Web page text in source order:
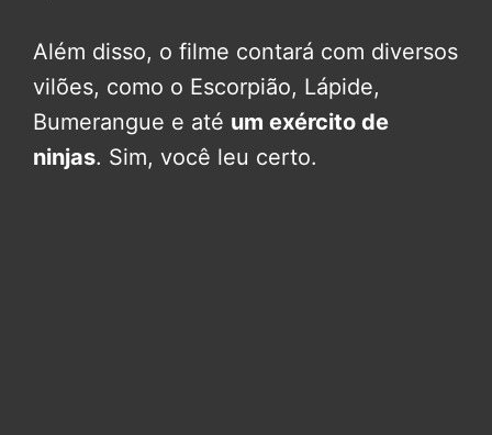
Além disso, o filme contará com diversos
vilões, como o Escorpião, Lápide,
Bumerangue e até um exército de
ninjas. Sim, você leu certo.